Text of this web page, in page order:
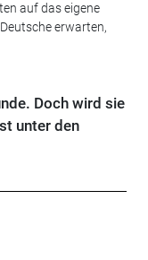
auf das eigene
erwarten,
Doch wird sie
unter den